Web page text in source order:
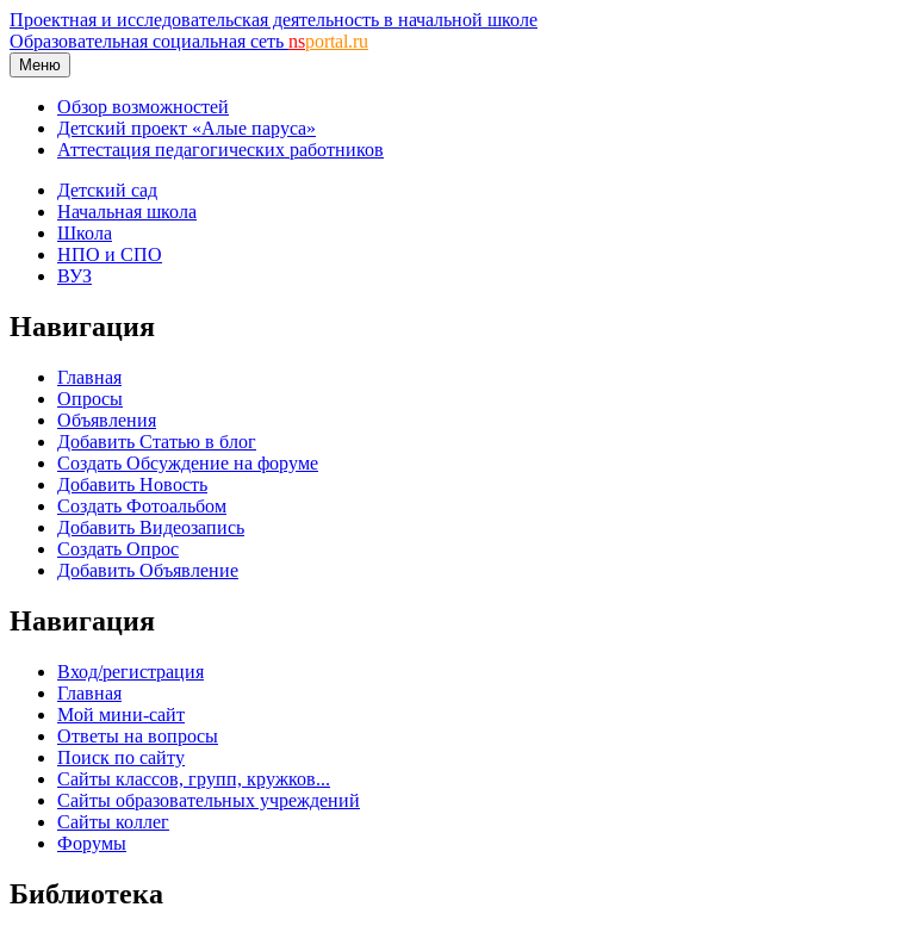
Проектная и исследовательская деятельность в начальной школе
Образовательная социальная сеть nsportal.ru
Меню
Обзор возможностей
Детский проект «Алые паруса»
Аттестация педагогических работников
Детский сад
Начальная школа
Школа
НПО и СПО
ВУЗ
Навигация
Главная
Опросы
Объявления
Добавить Статью в блог
Создать Обсуждение на форуме
Добавить Новость
Создать Фотоальбом
Добавить Видеозапись
Создать Опрос
Добавить Объявление
Навигация
Вход/регистрация
Главная
Мой мини-сайт
Ответы на вопросы
Поиск по сайту
Сайты классов, групп, кружков...
Сайты образовательных учреждений
Сайты коллег
Форумы
Библиотека